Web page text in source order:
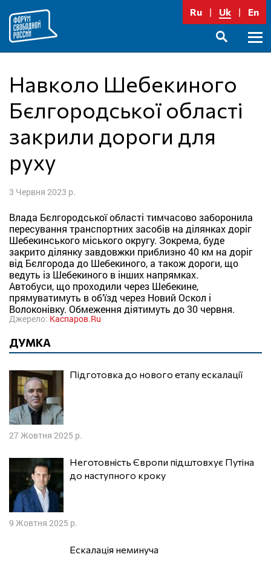
до
вмісту
Ru Uk En
Навколо Шебекиного
Бєлгородської області
закрили дороги для
руху
3 Червня 2023 р.
Влада Бєлгородської області тимчасово заборонила
пересування транспортних засобів на ділянках доріг
Шебекинського міського округу. Зокрема, буде
закрито ділянку завдовжки приблизно 40 км на доріг
від Бєлгорода до Шебекиного, а також дороги, що
ведуть із Шебекиного в інших напрямках.
Автобуси, що проходили через Шебекине,
прямуватимуть в об’їзд через Новий Оскол і
Волоконівку. Обмеження діятимуть до 30 червня.
Джерело: Каспаров.Ru
ДУМКА
Підготовка до нового етапу ескалації
27 Жовтня 2025 р.
Неготовність Європи підштовхує Путіна
до наступного кроку
9 Жовтня 2025 р.
Ескалація неминуча